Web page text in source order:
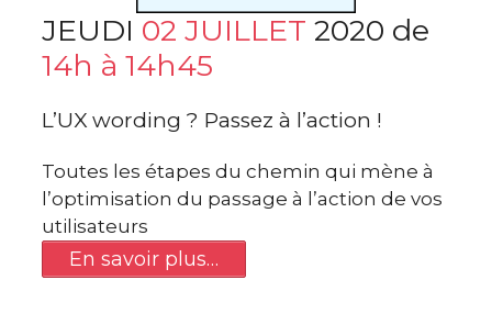
JEUDI 02 JUILLET 2020 de
14h à 14h45
L’UX wording ? Passez à l’action !
Toutes les étapes du chemin qui mène à
l’optimisation du passage à l’action de vos
utilisateurs
En savoir plus…